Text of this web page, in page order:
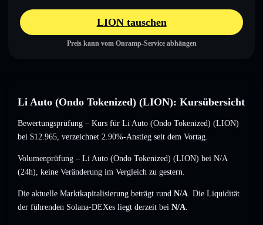
LION tauschen
Preis kann vom Onramp-Service abhängen
Li Auto (Ondo Tokenized) (LION): Kursübersicht
Bewertungsprüfung – Kurs für Li Auto (Ondo Tokenized) (LION)
bei $12.965, verzeichnet 2.90%-Anstieg seit dem Vortag.
Volumenprüfung – Li Auto (Ondo Tokenized) (LION) bei N/A
(24h), keine Veränderung im Vergleich zu gestern.
Die aktuelle Marktkapitalisierung beträgt rund N/A. Die Liquidität
der führenden Solana-DEXes liegt derzeit bei N/A.